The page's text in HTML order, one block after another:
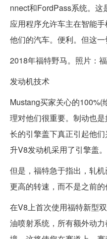
nnect和FordPass系统。
应用程序允许车主在智能
他们的汽车。便利。但这一
2018年福特野马。照片：福
发动机技术
Mustang买家关心的100%(
理对他们很重要。制动也
长的引擎盖下真正引起他
升V8发动机采用了引擎盖。
但是，福特急于指出，轧
更高的转速，而不是之前的
在V8上首次使用福特新型
油喷射系统，所有额外动